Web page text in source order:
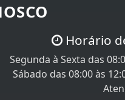
Horário
Segunda à Sexta das
Sábado das 08:00 às